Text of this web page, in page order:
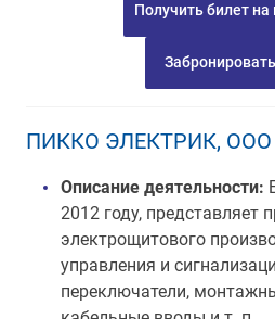
Получить билет на
ПИККО ЭЛЕКТРИК, ООО
Описание деятельности:
2012 году, представляет
электрощитового
управления и
переключатели,